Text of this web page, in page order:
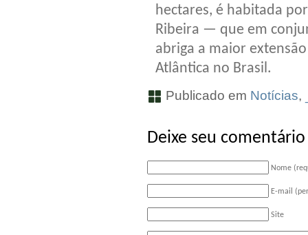
hectares, é habitada
Ribeira — que em
abriga a maior
Atlântica no Brasil.
Publicado em Notícias,
Deixe seu comentário
Nome
E-mail
Site